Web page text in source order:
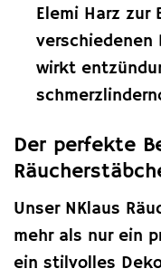
Elemi Harz zur
verschiedenen
wirkt
Der perfekte
Unser NKlaus
mehr als nur ein
ein stilvolles